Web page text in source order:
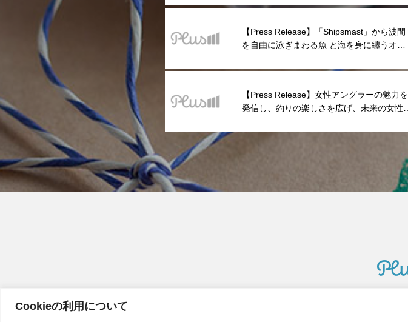
Cookieの利用について
【Press Release】「Shipsmast」から波間
を自由に泳ぎまわる魚 と海を身に纏うオリ
ズが新登場
【Press Release】女性アングラーの魅力を
発信し、釣りの楽しさを広げ、未来の女性釣
参加者募集